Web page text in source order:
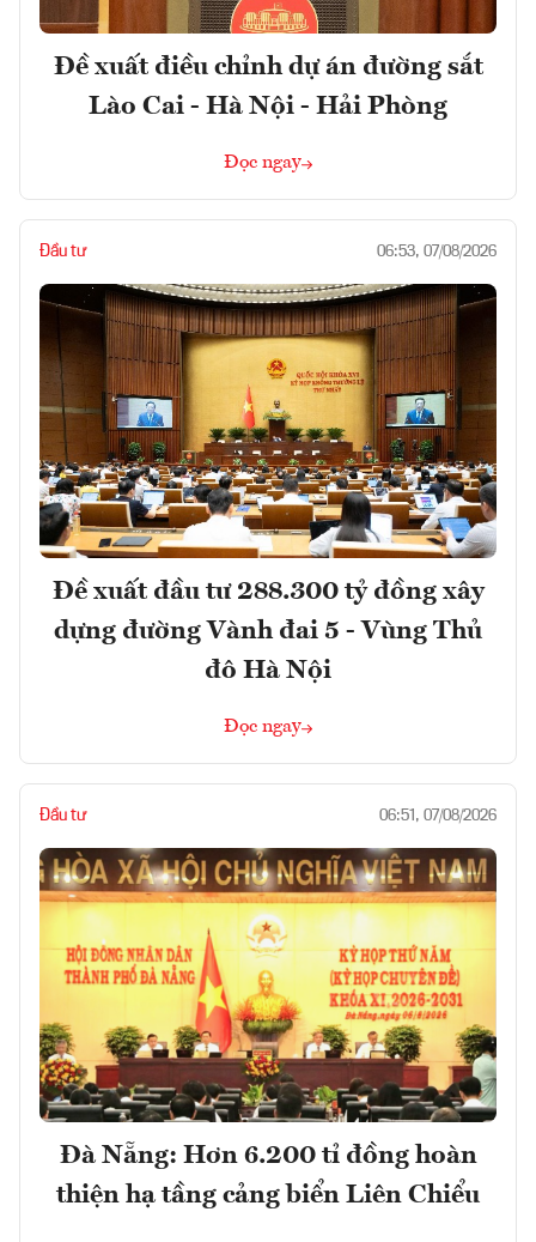
Đề xuất điều chỉnh dự án đường sắt
Lào Cai - Hà Nội - Hải Phòng
Đọc ngay
Đầu tư 06:53, 07/08/2026
Đề xuất đầu tư 288.300 tỷ đồng xây
dựng đường Vành đai 5 - Vùng Thủ
đô Hà Nội
Đọc ngay
Đầu tư 06:51, 07/08/2026
Đà Nẵng: Hơn 6.200 tỉ đồng hoàn
thiện hạ tầng cảng biển Liên Chiểu